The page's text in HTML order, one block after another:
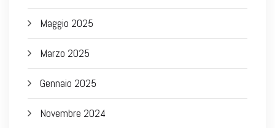
Maggio 2025
Marzo 2025
Gennaio 2025
Novembre 2024